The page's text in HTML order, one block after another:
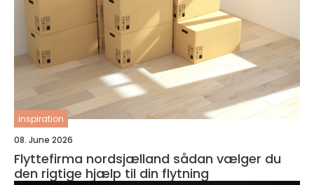
inspiration
08. June 2026
Flyttefirma nordsjælland sådan vælger du
den rigtige hjælp til din flytning